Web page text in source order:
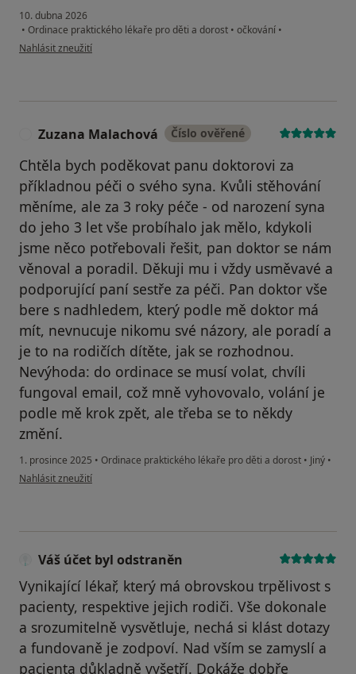
10. dubna 2026
• Ordinace praktického lékaře pro děti a dorost • očkování •
podle názoru uživatele Petr Sedlak
Nahlásit zneužití
Zuzana Malachová Číslo ověřené
Chtěla bych poděkovat panu doktorovi za
příkladnou péči o svého syna. Kvůli stěhování
měníme, ale za 3 roky péče - od narození syna
do jeho 3 let vše probíhalo jak mělo, kdykoli
jsme něco potřebovali řešit, pan doktor se nám
věnoval a poradil. Děkuji mu i vždy usměvavé a
podporující paní sestře za péči. Pan doktor vše
bere s nadhledem, který podle mě doktor má
mít, nevnucuje nikomu své názory, ale poradí a
je to na rodičích dítěte, jak se rozhodnou.
Nevýhoda: do ordinace se musí volat, chvíli
fungoval email, což mně vyhovovalo, volání je
podle mě krok zpět, ale třeba se to někdy
změní.
1. prosince 2025 • Ordinace praktického lékaře pro děti a dorost • Jiný •
podle názoru uživatele Zuzana Malachová
Nahlásit zneužití
Váš účet byl odstraněn
Vynikající lékař, který má obrovskou trpělivost s
pacienty, respektive jejich rodiči. Vše dokonale
a srozumitelně vysvětluje, nechá si klást dotazy
a fundovaně je zodpoví. Nad vším se zamyslí a
pacienta důkladně vyšetří. Dokáže dobře